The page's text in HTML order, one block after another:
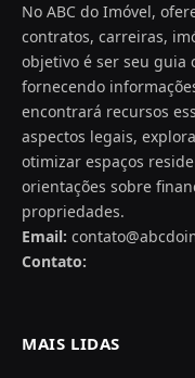
No ABC do Imóvel,
contratos, carreiras,
objetivo é ser seu guia
fornecendo
encontrará recursos
aspectos legais,
otimizar espaços
orientações sobre
propriedades.
Email:
Contato:
MAIS LIDAS